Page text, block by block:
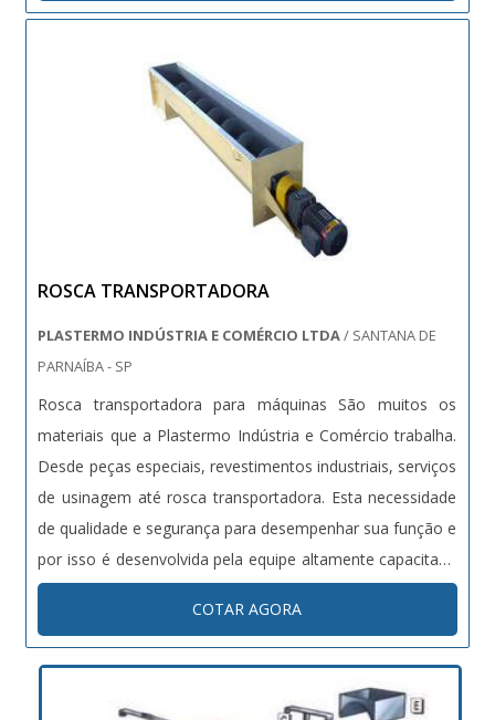
constantemente da movimentação de materiais...
ROSCA TRANSPORTADORA
PLASTERMO INDÚSTRIA E COMÉRCIO LTDA/ SANTANA DE
PARNAÍBA - SP
Rosca transportadora para máquinas São muitos os
materiais que a Plastermo Indústria e Comércio trabalha.
Desde peças especiais, revestimentos industriais, serviços
de usinagem até rosca transportadora. Esta necessidade
de qualidade e segurança para desempenhar sua função e
por isso é desenvolvida pela equipe altamente capacitada
da empresa. As roscas transportadoras acompanha selo
de certificação NBR ISO 9001:2000. Rosca transportadora
são uti...
COTAR AGORA